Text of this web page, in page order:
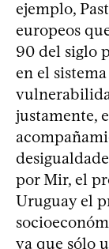
ejemplo,
europeos
90 del siglo
en el
justamente,
por Mir, el
Uruguay el
ya que sólo